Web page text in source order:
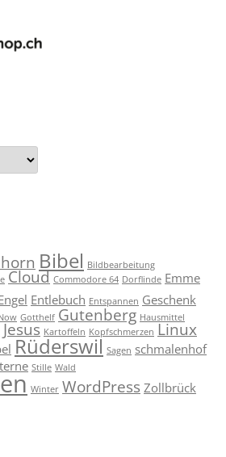
Bibel Bildbearbeitung
Cloud Commodore 64 Dorflinde Emme
Entlebuch Entspannen Geschenk
Gotthelf Gutenberg Hausmittel
Jesus Kartoffeln Kopfschmerzen Linux
Rüderswil Sagen schmalenhof
Stille Wald
Winter WordPress Zollbrück